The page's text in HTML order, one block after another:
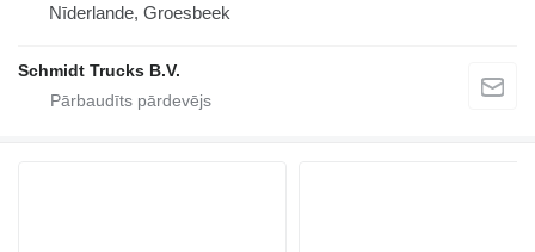
Nīderlande, Groesbeek
Schmidt Trucks B.V.